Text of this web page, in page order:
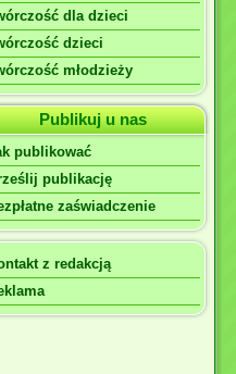
dla dzieci
dzieci
młodzieży
Publikuj u nas
publikować
publikację
zaświadczenie
z redakcją